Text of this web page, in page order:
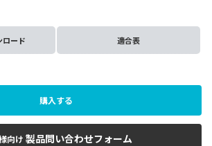
ロード 適合表
購入する
向け 製品問い合わせフォーム